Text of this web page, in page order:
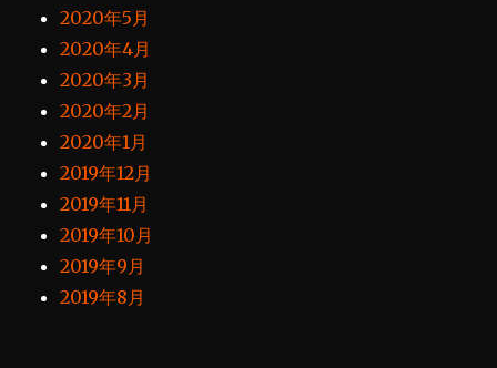
2020年5月
2020年4月
2020年3月
2020年2月
2020年1月
2019年12月
2019年11月
2019年10月
2019年9月
2019年8月